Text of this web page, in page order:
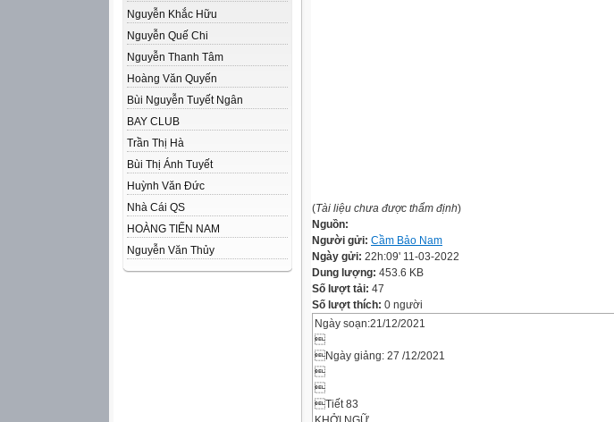
Nguyễn Khắc Hữu
Nguyễn Quế Chi
Nguyễn Thanh Tâm
Hoàng Văn Quyến
Bùi Nguyễn Tuyết Ngân
BAY CLUB
Trần Thị Hà
Bùi Thị Ánh Tuyết
Huỳnh Văn Đức
Nhà Cái QS
HOÀNG TIẾN NAM
Nguyễn Văn Thủy
(Tài liệu chưa được thẩm định)
Nguồn:
Người gửi: Cầm Bảo Nam
Ngày gửi: 22h:09' 11-03-2022
Dung lượng: 453.6 KB
Số lượt tải: 47
Số lượt thích: 0 người
Ngày soạn:21/12/2021

Ngày giảng: 27 /12/2021


Tiết 83